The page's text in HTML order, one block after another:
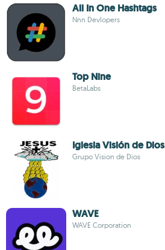
All In One Hashtags
Nnn Devlopers
Top Nine
BetaLabs
Iglesia Visión de Dios
Grupo Vision de Dios
WAVE
WAVE Corporation